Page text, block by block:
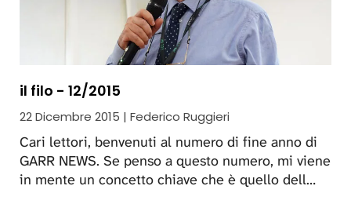
il filo - 12/2015
22 Dicembre 2015 | Federico Ruggieri
Cari lettori, benvenuti al numero di fine anno di
GARR NEWS. Se penso a questo numero, mi viene
in mente un concetto chiave che è quello dell…